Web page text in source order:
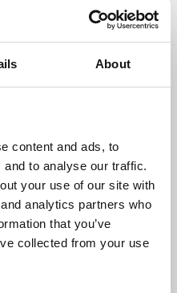
About
content and ads, to
to analyse our traffic.
your use of our site with
analytics partners who
that you’ve
collected from your use